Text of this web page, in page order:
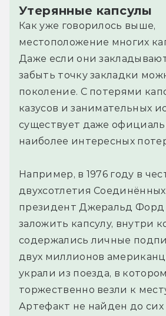
Утерянные капсулы
Как уже говорилось выше,
местоположение многих
Даже если они
забыть точку закладки
поколение. С потерями
казусов и занимательных
существует даже
наиболее интересных
Например, в 1976 году в
двухсотлетия
президент Джеральд
заложить капсулу, внутри
содержались личные
двух миллионов
украли из поезда, в котором
торжественно везли к
Артефакт не найден до сих